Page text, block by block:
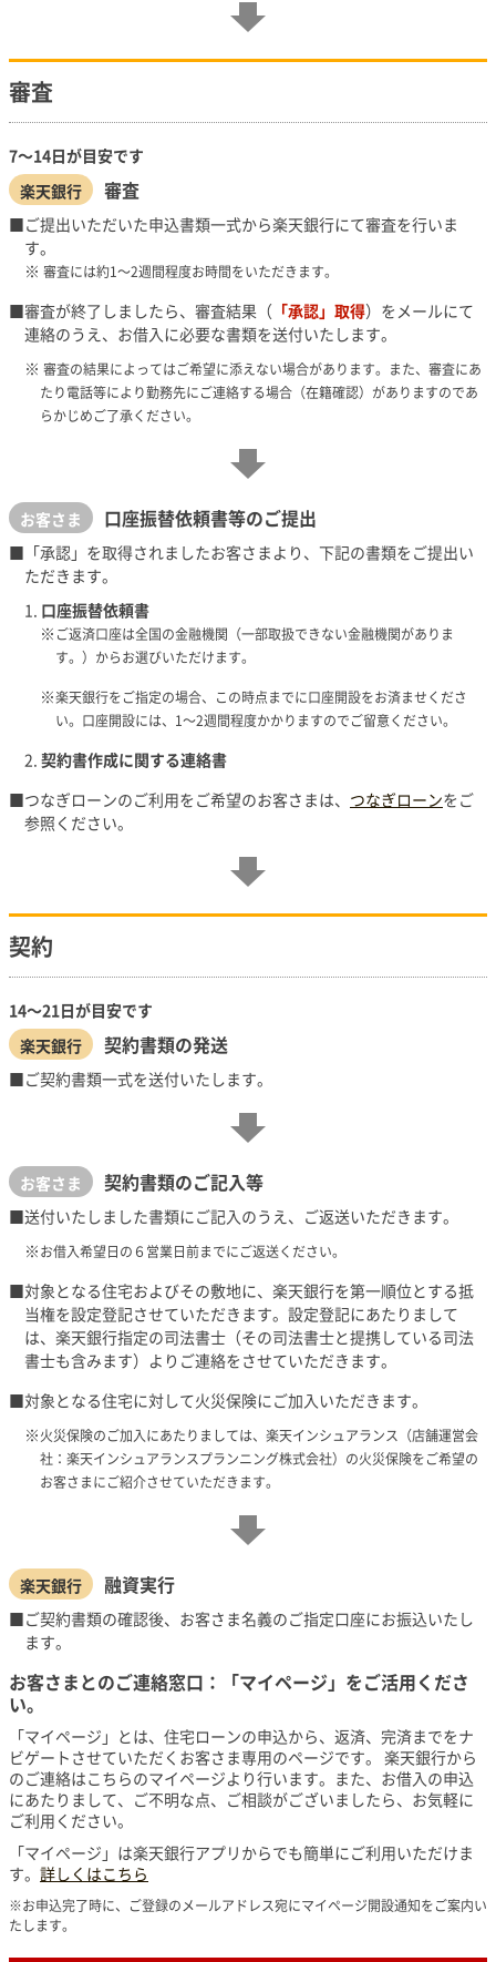
審査
7～14日が目安です
楽天銀行
審査
ご提出いただいた申込書類一式から楽天銀行にて審査を行いま
す。
審査には約1～2週間程度お時間をいただきます。
審査が終了しましたら、審査結果（ 「承認」取得）をメールにて
連絡のうえ、お借入に必要な書類を送付いたします。
審査の結果によってはご希望に添えない場合があります。また、審査にあ
たり電話等により勤務先にご連絡する場合（在籍確認）がありますのであ
らかじめご了承ください。
お客さま 口座振替依頼書等のご提出
「承認」を取得されましたお客さまより、下記の書類をご提出い
ただきます。
口座振替依頼書
ご返済口座は全国の金融機関（一部取扱できない金融機関がありま
す。）からお選びいただけます。
楽天銀行をご指定の場合、この時点までに口座開設をお済ませくださ
い。口座開設には、1～2週間程度かかりますのでご留意ください。
契約書作成に関する連絡書
つなぎローンのご利用をご希望のお客さまは、 つなぎローンをご
参照ください。
契約
14～21日が目安です
楽天銀行
契約書類の発送
ご契約書類一式を送付いたします。
お客さま 契約書類のご記入等
送付いたしました書類にご記入のうえ、ご返送いただきます。
お借入希望日の６営業日前までにご返送ください。
対象となる住宅およびその敷地に、楽天銀行を第一順位とする抵
当権を設定登記させていただきます。設定登記にあたりまして
は、楽天銀行指定の司法書士（その司法書士と提携している司法
書士も含みます）よりご連絡をさせていただきます。
対象となる住宅に対して火災保険にご加入いただきます。
火災保険のご加入にあたりましては、楽天インシュアランス（店舗運営会
社：楽天インシュアランスプランニング株式会社）の火災保険をご希望の
お客さまにご紹介させていただきます。
楽天銀行 融資実行
ご契約書類の確認後、お客さま名義のご指定口座にお振込いたし
ます。
お客さまとのご連絡窓口：「マイページ」をご活用くださ
い。
「マイページ」とは、住宅ローンの申込から、返済、完済までをナ
ビゲートさせていただくお客さま専用のページです。 楽天銀行から
のご連絡はこちらのマイページより行います。また、お借入の申込
にあたりまして、ご不明な点、ご相談がございましたら、お気軽に
ご利用ください。
「マイページ」は楽天銀行アプリからでも簡単にご利用いただけま
す。 詳しくはこちら
※お申込完了時に、ご登録のメールアドレス宛にマイページ開設通知をご案内い
たします。